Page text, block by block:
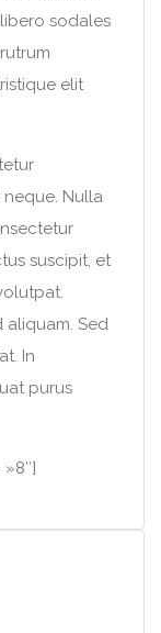
sodales
elit
Nulla
suscipit, et
aliquam. Sed
In
purus